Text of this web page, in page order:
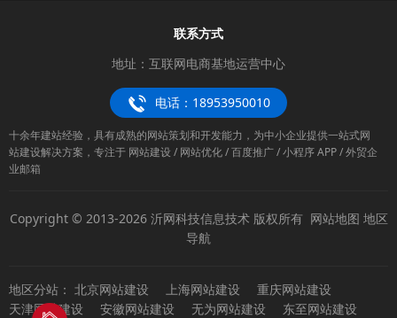
联系方式
地址：互联网电商基地运营中心
电话：18953950010
十余年建站经验，具有成熟的网站策划和开发能力，为中小企业提供一站式网
站建设解决方案，专注于 网站建设 / 网站优化 / 百度推广 / 小程序 APP / 外贸企
业邮箱
Copyright © 2013-2026 沂网科技信息技术 版权所有 网站地图 地区
导航
地区分站： 北京网站建设 上海网站建设
重庆网站建设
天津网站建设
安徽网站建设 无为网站建设 东至网站建设